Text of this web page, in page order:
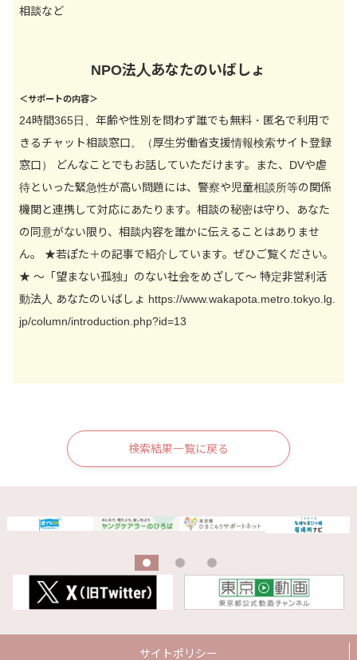
相談など
NPO法人あなたのいばしょ
＜サポートの内容＞
24時間365日、年齢や性別を問わず誰でも無料・匿名で利用で
きるチャット相談窓口。（厚生労働省支援情報検索サイト登録
窓口） どんなことでもお話していただけます。また、DVや虐
待といった緊急性が高い問題には、警察や児童相談所等の関係
機関と連携して対応にあたります。相談の秘密は守り、あなた
の同意がない限り、相談内容を誰かに伝えることはありませ
ん。 ★若ぽた＋の記事で紹介しています。ぜひご覧ください。
★ ～「望まない孤独」のない社会をめざして～ 特定非営利活
動法人 あなたのいばしょ https://www.wakapota.metro.tokyo.lg.
jp/column/introduction.php?id=13
検索結果一覧に戻る
サイトポリシー